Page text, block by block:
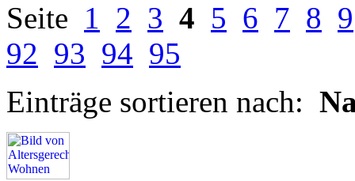
Seite 1 2 3 4 5 6 7 8 9
92 93 94 95
Einträge sortieren nach: